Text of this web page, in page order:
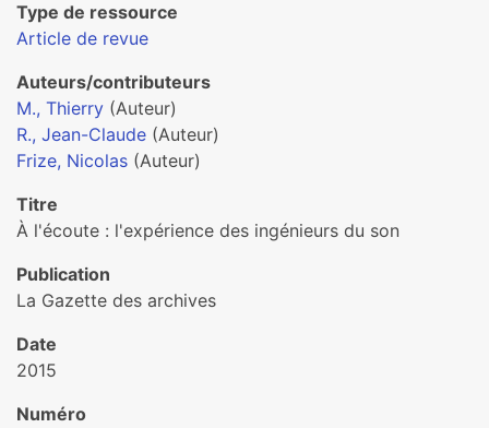
Type de ressource
Article de revue
Auteurs/contributeurs
M., Thierry (Auteur)
R., Jean-Claude (Auteur)
Frize, Nicolas (Auteur)
Titre
À l'écoute : l'expérience des ingénieurs du son
Publication
La Gazette des archives
Date
2015
Numéro